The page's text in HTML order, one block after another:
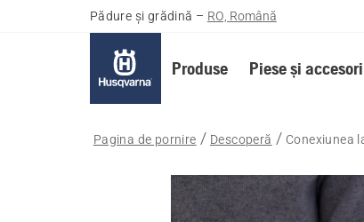
Pădure și grădină – RO, Română
Produse Piese și
Pagina de pornire Descoperă Conexiunea